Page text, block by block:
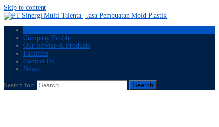
Skip to content
Company Profile
Our Service & Products
Facilities
Contact Us
News
Search for: